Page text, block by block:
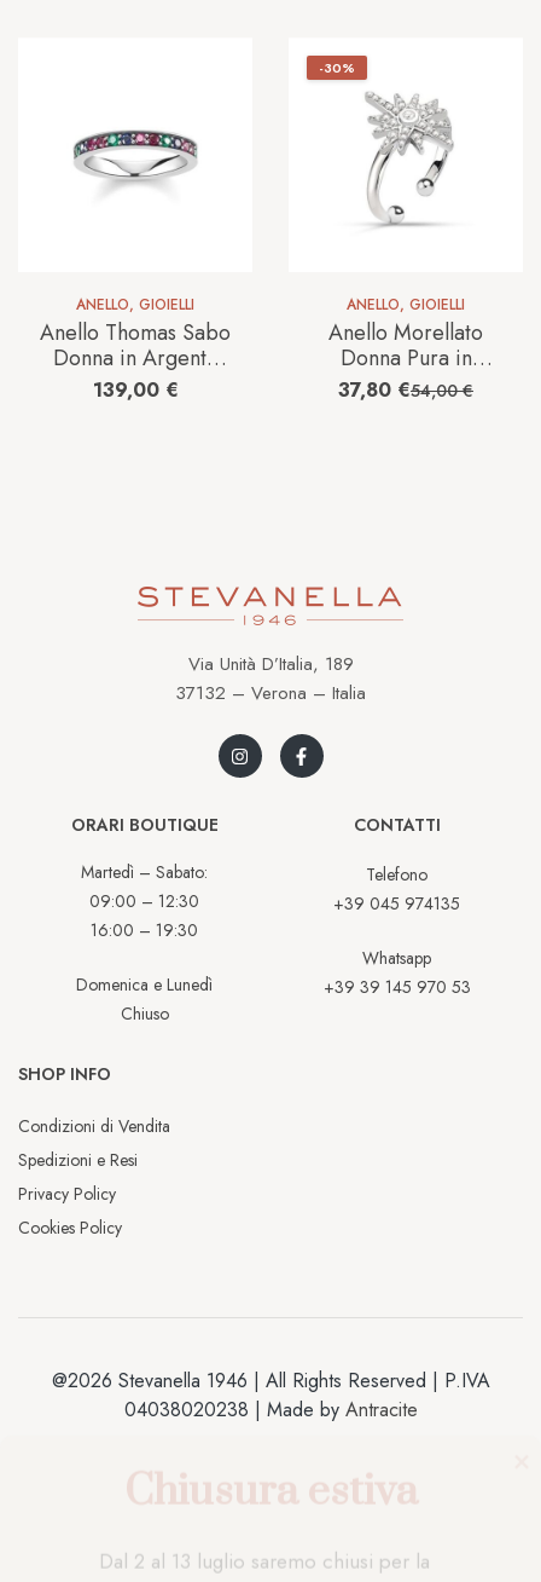
ANELLO, GIOIELLI
Anello Thomas Sabo
Donna in Argento
TR2144-322-7
139,00 €
-30%
ANELLO, GIOIELLI
Anello Morellato
Donna Pura in
Argento Cristallo
SAHR04-12
54,00€
37,80 €
Via Unità D’Italia, 189
37132 – Verona – Italia
ORARI BOUTIQUE
Martedì – Sabato:
09:00 – 12:30
16:00 – 19:30
Domenica e Lunedì
Chiuso
CONTATTI
Telefono
+39 045 974135
Whatsapp
+39 39 145 970 53
SHOP INFO
Condizioni di Vendita
Spedizioni e Resi
Privacy Policy
Cookies Policy
@2026 Stevanella 1946 | All Rights Reserved | P.IVA
04038020238 | Made by Antracite
Chiusura estiva
pausa estiva. Gli ordini effettuati durante